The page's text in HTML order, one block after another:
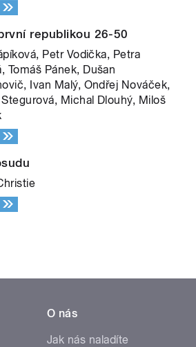
republikou 26-50
Petr Vodička, Petra
Tomáš Pánek, Dušan
Ivan Malý, Ondřej Nováček,
Michal Dlouhý, Miloš
O nás
Jak nás naladíte